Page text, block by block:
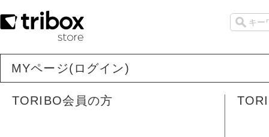
MYページ(ログイン)
TORIBO会員の方